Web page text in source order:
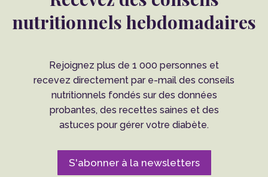
nutritionnels hebdomadaires
Rejoignez plus de 1 000 personnes et
recevez directement par e-mail des conseils
nutritionnels fondés sur des données
probantes, des recettes saines et des
astuces pour gérer votre diabète.
S'abonner à la newsletters